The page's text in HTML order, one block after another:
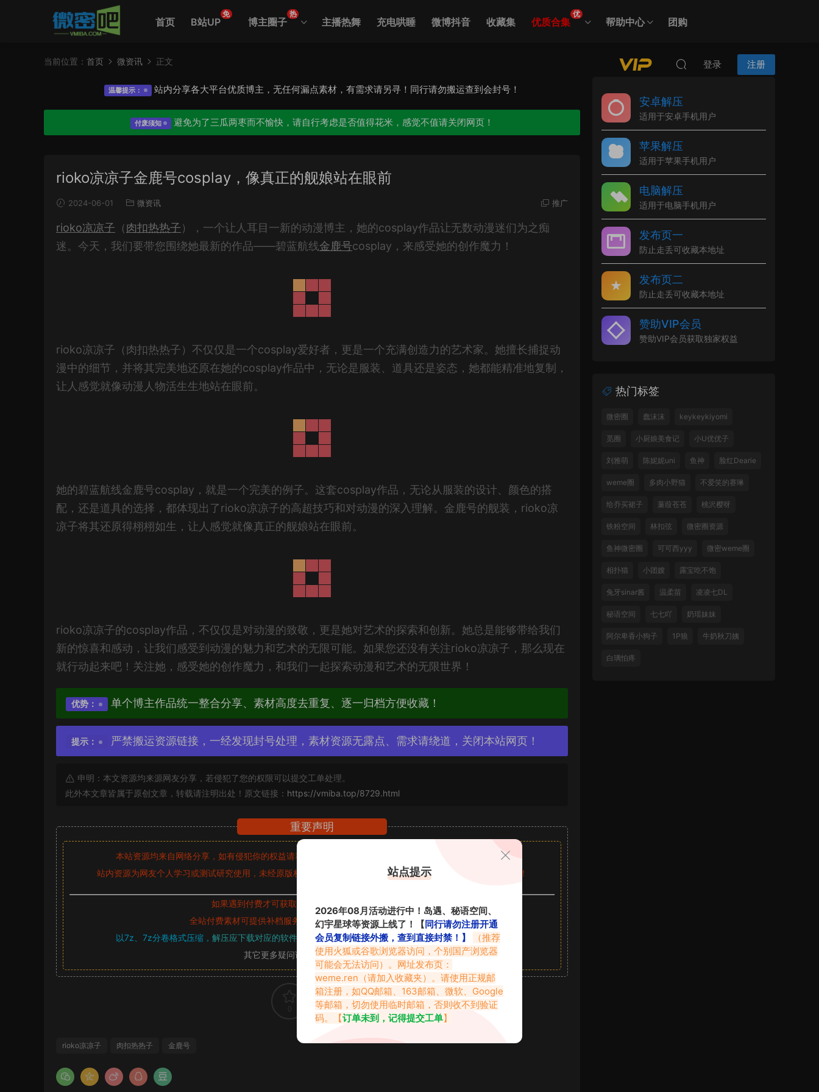
首页 B站UP
免
博主圈子
热
主播热舞 充电哄睡 微博抖音 收藏集 优质合集
优
帮助中心 团购
登录 注册
当前位置： 首页 微资讯 正文
温馨提示： 站内分享各大平台优质博主，无任何漏点素材，有需求请另寻！同行请勿搬运查到会封号！
付废须知 避免为了三瓜两枣而不愉快，请自行考虑是否值得花米，感觉不值请关闭网页！
rioko凉凉子金鹿号cosplay，像真正的舰娘站在眼前
2024-06-01 微资讯 推广
rioko凉凉子 （肉扣热热子），一个让人耳目一新的动漫博主，她的cosplay作品让无数动漫迷们为之痴
迷。今天，我们要带您围绕她最新的作品——碧蓝航线金鹿号cosplay，来感受她的创作魔力！
rioko凉凉子（肉扣热热子）不仅仅是一个cosplay爱好者，更是一个充满创造力的艺术家。她擅长捕捉动
漫中的细节，并将其完美地还原在她的cosplay作品中，无论是服装、道具还是姿态，她都能精准地复制，
让人感觉就像动漫人物活生生地站在眼前。
她的碧蓝航线金鹿号cosplay，就是一个完美的例子。这套cosplay作品，无论从服装的设计、颜色的搭
配，还是道具的选择，都体现出了rioko凉凉子的高超技巧和对动漫的深入理解。金鹿号的舰装，rioko凉
凉子将其还原得栩栩如生，让人感觉就像真正的舰娘站在眼前。
rioko凉凉子的cosplay作品，不仅仅是对动漫的致敬，更是她对艺术的探索和创新。她总是能够带给我们
新的惊喜和感动，让我们感受到动漫的魅力和艺术的无限可能。如果您还没有关注rioko凉凉子，那么现在
就行动起来吧！关注她，感受她的创作魔力，和我们一起探索动漫和艺术的无限世界！
优势： 单个博主作品统一整合分享、素材高度去重复、逐一归档方便收藏！
提示： 严禁搬运资源链接，一经发现封号处理，素材资源无露点、需求请绕道，关闭本站网页！
申明：本文资源均来源网友分享，若侵犯了您的权限可以提交工单处理。
此外本文章皆属于原创文章，转载请注明出处！原文链接： https://vmiba.top/8729.html
重要声明
本站资源均来自网络分享，如有侵犯你的权益请私信留言
收到留言后，我们会第一时间进行审核后删除。
站内资源为网友个人学习或测试研究使用，未经原版权作者许可,禁止用于任何商业途径！请在下载24小时内删除！
如果遇到付费才可获取的素材，建议升级
全站付费素材可提供补档服务
均有备份”，素材以主流网盘分享。
以7z、7z分卷格式压缩， 解压应下载对应的软件操作，电脑：7-zip；安卓：zarchiver；苹果：解压专家
其它更多疑问请查看站内帮助中心！
0
rioko凉凉子 肉扣热热子 金鹿号
安卓解压
适用于安卓手机用户
苹果解压
适用于苹果手机用户
电脑解压
适用于电脑手机用户
发布页一
防止走丢可收藏本地址
发布页二
防止走丢可收藏本地址
赞助VIP会员
赞助VIP会员获取独家权益
热门标签
微密圈 蠢沫沫 keykeykiyomi
觅圈 小厨娘美食记 小U优优子
刘雅萌 陈妮妮uni 鱼神 脸红Dearie
weme圈 多肉小野猫 不爱笑的赛琳
给乔买裙子 蒹葭苍苍 桃沢樱呀
铁粉空间 林扣弦 微密圈资源
鱼神微密圈 可可西yyy 微密weme圈
相扑猫 小团嫂 露宝吃不饱
兔牙sinar酱 温柔苗 凌凌七DL
秘语空间 七七吖 奶瑶妹妹
阿尔卑香小狗子 1P狼 牛奶秋刀姨
白璃怕疼
站点提示
2026年08月活动进行中！岛遇、秘语空间、
幻宇星球等资源上线了！【同行请勿注册开通
会员复制链接外搬，查到直接封禁！】
（推荐
使用火狐或谷歌浏览器访问，个别国产浏览器
可能会无法访问）。网址发布页：
weme.ren （请加入收藏夹）。请使用正规邮
箱注册，如QQ邮箱、163邮箱、微软、Google
等邮箱，切勿使用临时邮箱，否则收不到验证
码。【订单未到，记得提交工单】